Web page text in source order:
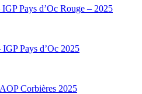
Pays d’Oc Rouge – 2025
Pays d’Oc 2025
Corbières 2025